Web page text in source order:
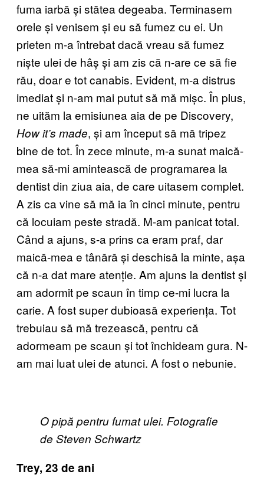
fuma iarbă și stătea degeaba. Terminasem
orele și venisem și eu să fumez cu ei. Un
prieten m-a întrebat dacă vreau să fumez
niște ulei de hâș și am zis că n-are ce să fie
rău, doar e tot canabis. Evident, m-a distrus
imediat și n-am mai putut să mă mișc. În plus,
ne uităm la emisiunea aia de pe Discovery,
How it’s made, și am început să mă tripez
bine de tot. În zece minute, m-a sunat maică-
mea să-mi amintească de programarea la
dentist din ziua aia, de care uitasem complet.
A zis ca vine să mă ia în cinci minute, pentru
că locuiam peste stradă. M-am panicat total.
Când a ajuns, s-a prins ca eram praf, dar
maică-mea e tânără și deschisă la minte, așa
că n-a dat mare atenție. Am ajuns la dentist și
am adormit pe scaun în timp ce-mi lucra la
carie. A fost super dubioasă experiența. Tot
trebuiau să mă trezească, pentru că
adormeam pe scaun și tot închideam gura. N-
am mai luat ulei de atunci. A fost o nebunie.
O pipă pentru fumat ulei. Fotografie
de Steven Schwartz
Trey, 23 de ani